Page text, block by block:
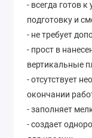
- всегда готов
подготовку и
- не требует
- прост в
вертикальные
- отсутствует
окончании
- заполняет
- создает